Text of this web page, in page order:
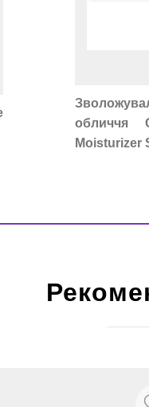
обличчя
Moisturizer